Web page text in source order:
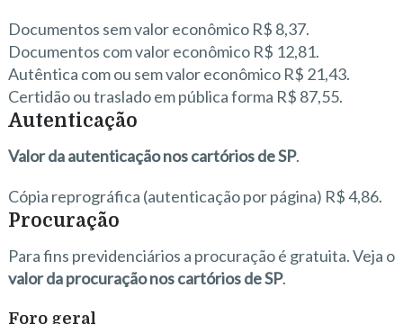
Documentos sem valor econômico R$ 8,37.
Documentos com valor econômico R$ 12,81.
Autêntica com ou sem valor econômico R$ 21,43.
Certidão ou traslado em pública forma R$ 87,55.
Autenticação
Valor da autenticação nos cartórios de SP.
Cópia reprográfica (autenticação por página) R$ 4,86.
Procuração
Para fins previdenciários a procuração é gratuita. Veja o
valor da procuração nos cartórios de SP.
Foro geral